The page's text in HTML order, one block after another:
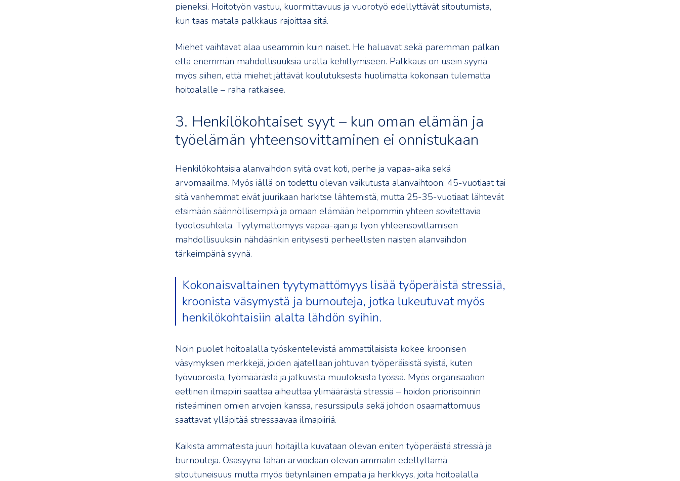
pieneksi. Hoitotyön vastuu, kuormittavuus ja vuorotyö edellyttävät sitoutumista,
kun taas matala palkkaus rajoittaa sitä.
Miehet vaihtavat alaa useammin kuin naiset. He haluavat sekä paremman palkan
että enemmän mahdollisuuksia uralla kehittymiseen. Palkkaus on usein syynä
myös siihen, että miehet jättävät koulutuksesta huolimatta kokonaan tulematta
hoitoalalle – raha ratkaisee.
3. Henkilökohtaiset syyt – kun oman elämän ja
työelämän yhteensovittaminen ei onnistukaan
Henkilökohtaisia alanvaihdon syitä ovat koti, perhe ja vapaa-aika sekä
arvomaailma. Myös iällä on todettu olevan vaikutusta alanvaihtoon: 45-vuotiaat tai
sitä vanhemmat eivät juurikaan harkitse lähtemistä, mutta 25-35-vuotiaat lähtevät
etsimään säännöllisempiä ja omaan elämään helpommin yhteen sovitettavia
työolosuhteita. Tyytymättömyys vapaa-ajan ja työn yhteensovittamisen
mahdollisuuksiin nähdäänkin erityisesti perheellisten naisten alanvaihdon
tärkeimpänä syynä.
Kokonaisvaltainen tyytymättömyys lisää työperäistä stressiä,
kroonista väsymystä ja burnouteja, jotka lukeutuvat myös
henkilökohtaisiin alalta lähdön syihin.
Noin puolet hoitoalalla työskentelevistä ammattilaisista kokee kroonisen
väsymyksen merkkejä, joiden ajatellaan johtuvan työperäisistä syistä, kuten
työvuoroista, työmäärästä ja jatkuvista muutoksista työssä. Myös organisaation
eettinen ilmapiiri saattaa aiheuttaa ylimääräistä stressiä – hoidon priorisoinnin
risteäminen omien arvojen kanssa, resurssipula sekä johdon osaamattomuus
saattavat ylläpitää stressaavaa ilmapiiriä.
Kaikista ammateista juuri hoitajilla kuvataan olevan eniten työperäistä stressiä ja
burnouteja. Osasyynä tähän arvioidaan olevan ammatin edellyttämä
sitoutuneisuus mutta myös tietynlainen empatia ja herkkyys, joita hoitoalalla